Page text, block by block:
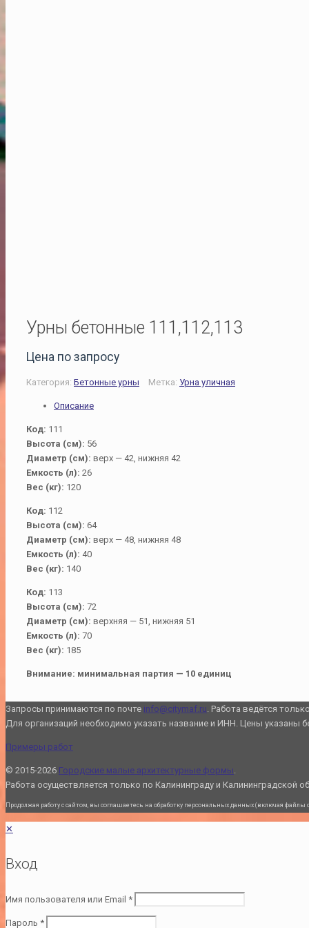
Урны бетонные 111,112,113
Цена по запросу
Категория: Бетонные урны Метка: Урна уличная
Описание
Код: 111
Высота (см): 56
Диаметр (см): верх — 42, нижняя 42
Емкость (л): 26
Вес (кг): 120
Код: 112
Высота (см): 64
Диаметр (см): верх — 48, нижняя 48
Емкость (л): 40
Вес (кг): 140
Код: 113
Высота (см): 72
Диаметр (см): верхняя — 51, нижняя 51
Емкость (л): 70
Вес (кг): 185
Внимание: минимальная партия — 10 единиц
Запросы принимаются по почте info@citymaf.ru . Работа ведётся
Для организаций необходимо указать название и ИНН. Цены указаны
Примеры работ
© 2015-2026 Городские малые архитектурные формы
Работа осуществляется только по Калининграду и Калининградской
Продолжая работу с сайтом, вы соглашаетесь на обработку персональных данных (включая
✕
Вход
Имя пользователя или Email *
Пароль *